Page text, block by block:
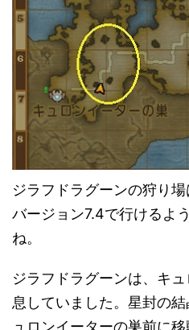
ジラフドラグーンの狩り場
バージョン7.4で行けるよ
ね。
ジラフドラグーンは、キ
息していました。星封の
ュロンイーターの巣前に